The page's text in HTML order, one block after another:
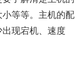
等等。主机的配
现宕机、速度